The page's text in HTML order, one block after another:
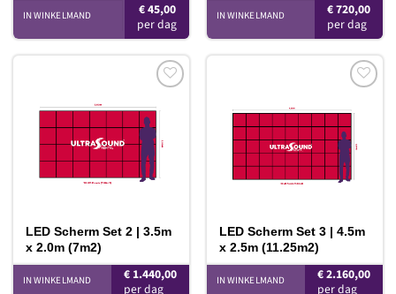
€45,00
IN WINKELMAND €720,00
IN WINKELMAND
Toevoegen
aan
verlanglijst
LED Scherm Set 2 | 3.5m
x 2.0m (7m2)
€ 1.440,00
IN WINKELMAND
Toevoegen
aan
verlanglijst
LED Scherm Set 3 | 4.5m
x 2.5m (11.25m2)
€2.160,00
IN WINKELMAND